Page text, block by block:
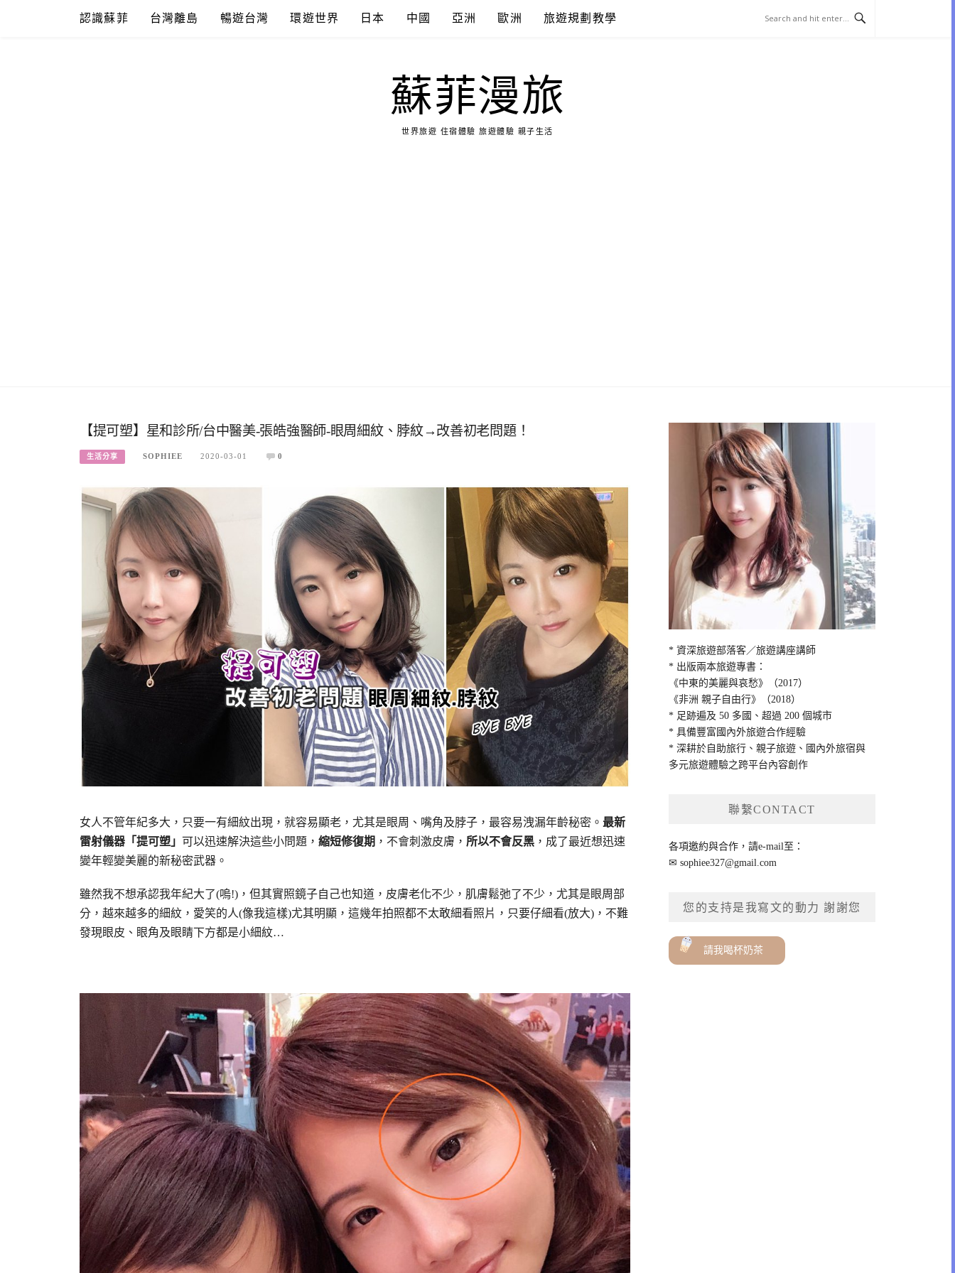
認識蘇菲 台灣離島 暢遊台灣 環遊世界 日本 中國 亞洲 歐洲 旅遊規劃教學
蘇菲漫旅
世界旅遊 住宿體驗 旅遊體驗 親子生活
【提可塑】星和診所/台中醫美-張皓強醫師-眼周細紋、脖紋→改善初老問題！
生活分享 SOPHIEE 2020-03-01 0
女人不管年紀多大，只要一有細紋出現，就容易顯老，尤其是眼周、嘴角及脖子，最容易洩漏年齡秘密。 最新
雷射儀器「提可塑」 可以迅速解決這些小問題， 縮短修復期 ，不會刺激皮膚， 所以不會反黑 ，成了最近想迅速
變年輕變美麗的新秘密武器。
雖然我不想承認我年紀大了(嗚!)，但其實照鏡子自己也知道，皮膚老化不少，肌膚鬆弛了不少，尤其是眼周部
分，越來越多的細紋，愛笑的人(像我這樣)尤其明顯，這幾年拍照都不太敢細看照片，只要仔細看(放大)，不難
發現眼皮、眼角及眼睛下方都是小細紋…
* 資深旅遊部落客／旅遊講座講師
* 出版兩本旅遊專書：
《中東的美麗與哀愁》（2017）
《非洲 親子自由行》（2018）
* 足跡遍及 50 多國、超過 200 個城市
* 具備豐富國內外旅遊合作經驗
* 深耕於自助旅行、親子旅遊、國內外旅宿與
多元旅遊體驗之跨平台內容創作
聯繫CONTACT
各項邀約與合作，請e-mail至：
✉sophiee327@gmail.com
您的支持是我寫文的動力 謝謝您
請我喝杯奶茶